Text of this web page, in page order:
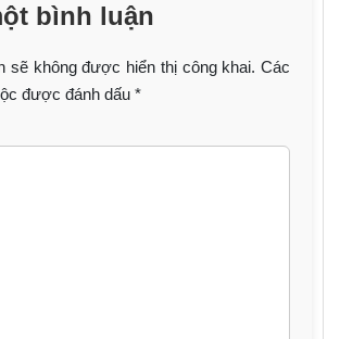
bình luận
sẽ không được hiển thị công khai. Các
được đánh dấu *